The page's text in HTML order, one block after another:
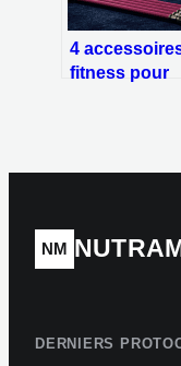
4
fitness pour
NM
DERNIERS